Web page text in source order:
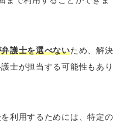
護士を選べないため、解決
士が担当する可能性もあり
利用するためには、特定の